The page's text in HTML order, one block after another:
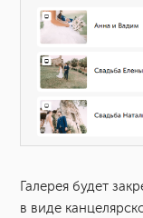
Как добавить
Больше
Галерея будет
в виде